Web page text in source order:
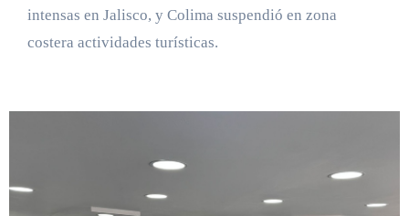
intensas en Jalisco, y Colima suspendió en zona
costera actividades turísticas.